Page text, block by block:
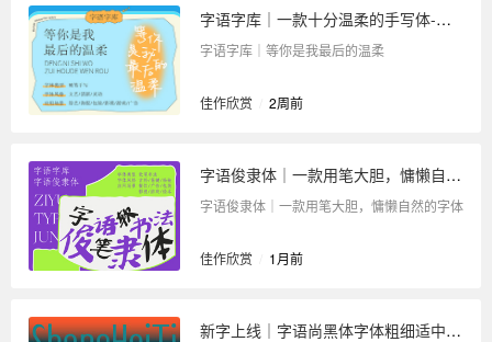
字语字库｜一款十分温柔的手写体-等你是我最后的温柔
字语字库｜等你是我最后的温柔
佳作欣赏 2周前
字语俊隶体｜一款用笔大胆，慵懒自然的字体
字语俊隶体｜一款用笔大胆，慵懒自然的字体
佳作欣赏 1月前
新字上线｜字语尚黑体字体粗细适中，整体结构偏瘦高